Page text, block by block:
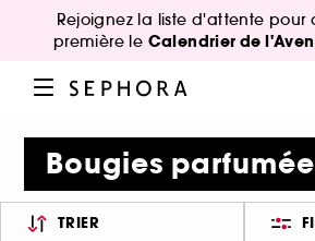
Rejoignez la liste d'attente pour
première le Calendrier de
Bougies
TRIER